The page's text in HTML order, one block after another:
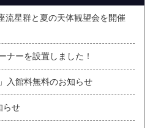
流星群と夏の天体観望会を開催
ナーを設置しました！
入館料無料のお知らせ
らせ